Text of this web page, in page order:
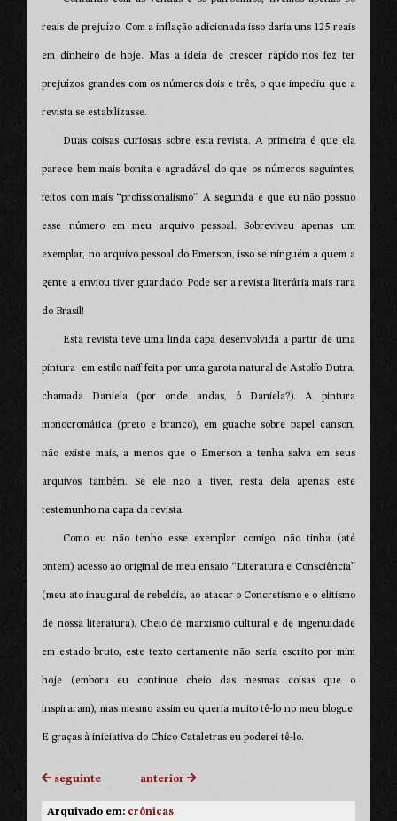
reais de prejuízo. Com a inflação adicionada isso daria uns 125 reais
em dinheiro de hoje. Mas a ideia de crescer rápido nos fez ter
prejuízos grandes com os números dois e três, o que impediu que a
revista se estabilizasse.
Duas coisas curiosas sobre esta revista. A primeira é que ela
parece bem mais bonita e agradável do que os números seguintes,
feitos com mais “profissionalismo”. A segunda é que eu não possuo
esse número em meu arquivo pessoal. Sobreviveu apenas um
exemplar, no arquivo pessoal do Emerson, isso se ninguém a quem a
gente a enviou tiver guardado. Pode ser a revista literária mais rara
do Brasil!
Esta revista teve uma linda capa desenvolvida a partir de uma
pintura em estilo naïf feita por uma garota natural de Astolfo Dutra,
chamada Daniela (por onde andas, ó Daniela?). A pintura
monocromática (preto e branco), em guache sobre papel canson,
não existe mais, a menos que o Emerson a tenha salva em seus
arquivos também. Se ele não a tiver, resta dela apenas este
testemunho na capa da revista.
Como eu não tenho esse exemplar comigo, não tinha (até
ontem) acesso ao original de meu ensaio “Literatura e Consciência”
(meu ato inaugural de rebeldia, ao atacar o Concretismo e o elitismo
de nossa literatura). Cheio de marxismo cultural e de ingenuidade
em estado bruto, este texto certamente não seria escrito por mim
hoje (embora eu continue cheio das mesmas coisas que o
inspiraram), mas mesmo assim eu queria muito tê-lo no meu blogue.
E graças à iniciativa do Chico Cataletras eu poderei tê-lo.
seguinte anterior
Arquivado em: crônicas